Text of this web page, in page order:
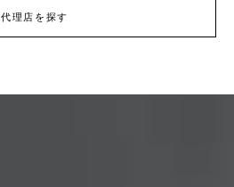
代理店を探す